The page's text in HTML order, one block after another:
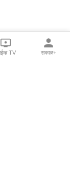
TV सकाळ+